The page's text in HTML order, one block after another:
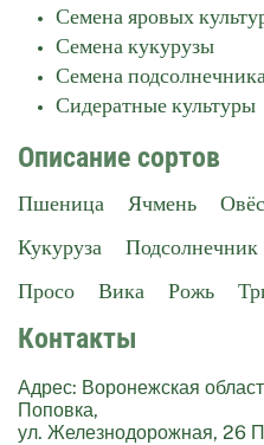
Семена яровых
Семена кукурузы
Семена подсолнечника
Сидератные культуры
Описание сортов
Пшеница Ячмень Овёс
Кукуруза
Подсолнечник
Просо
Вика Рожь
Контакты
Адрес: Воронежская
Поповка,
ул. Железнодорожная, 26